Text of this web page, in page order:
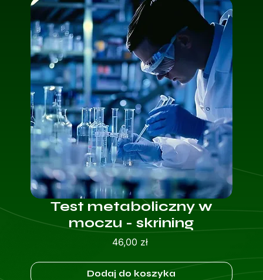
Test metaboliczny w
moczu - skrining
46,00 złCena
Dodaj do koszyka